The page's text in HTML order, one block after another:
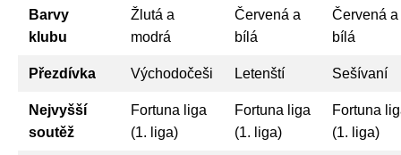
Barvy
klubu
Žlutá a
modrá
Červená a
bílá
Červená a
bílá
Přezdívka Východočeši Letenští Sešívaní
Nejvyšší
soutěž
Fortuna liga
(1. liga)
Fortuna liga
(1. liga)
Fortuna
(1. liga)